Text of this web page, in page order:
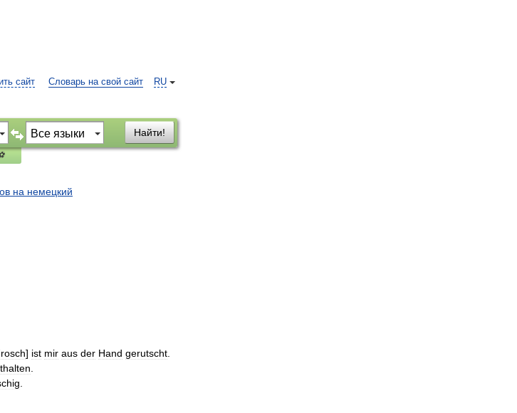
RU
сайт Словарь на свой сайт
Найти!
на немецкий
] ist mir aus der Hand gerutscht